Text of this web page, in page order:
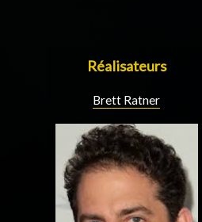
Réalisateurs
Brett Ratner